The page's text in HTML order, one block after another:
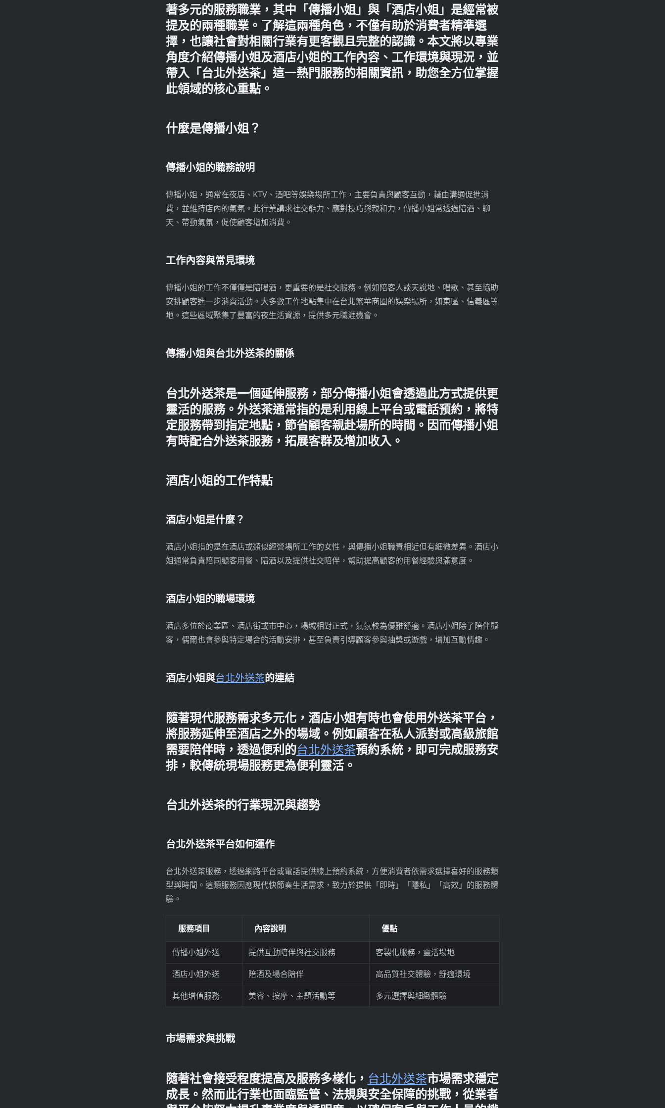
著多元的服務職業，其中「傳播小姐」與「酒店小姐」是經常被
提及的兩種職業。了解這兩種角色，不僅有助於消費者精準選
擇，也讓社會對相關行業有更客觀且完整的認識。本文將以專業
角度介紹傳播小姐及酒店小姐的工作內容、工作環境與現況，並
帶入「台北外送茶」這一熱門服務的相關資訊，助您全方位掌握
此領域的核心重點。
什麼是傳播小姐？
傳播小姐的職務說明
傳播小姐，通常在夜店、KTV、酒吧等娛樂場所工作，主要負責與顧客互動，藉由溝通促進消
費，並維持店內的氣氛。此行業講求社交能力、應對技巧與親和力，傳播小姐常透過陪酒、聊
天、帶動氣氛，促使顧客增加消費。
工作內容與常見環境
傳播小姐的工作不僅僅是陪喝酒，更重要的是社交服務。例如陪客人談天說地、唱歌、甚至協助
安排顧客進一步消費活動。大多數工作地點集中在台北繁華商圈的娛樂場所，如東區、信義區等
地。這些區域聚集了豐富的夜生活資源，提供多元職涯機會。
傳播小姐與台北外送茶的關係
台北外送茶是一個延伸服務，部分傳播小姐會透過此方式提供更
靈活的服務。外送茶通常指的是利用線上平台或電話預約，將特
定服務帶到指定地點，節省顧客親赴場所的時間。因而傳播小姐
有時配合外送茶服務，拓展客群及增加收入。
酒店小姐的工作特點
酒店小姐是什麼？
酒店小姐指的是在酒店或類似經營場所工作的女性，與傳播小姐職責相近但有細微差異。酒店小
姐通常負責陪同顧客用餐、陪酒以及提供社交陪伴，幫助提高顧客的用餐經驗與滿意度。
酒店小姐的職場環境
酒店多位於商業區、酒店街或市中心，場域相對正式，氣氛較為優雅舒適。酒店小姐除了陪伴顧
客，偶爾也會參與特定場合的活動安排，甚至負責引導顧客參與抽獎或遊戲，增加互動情趣。
酒店小姐與台北外送茶的連結
隨著現代服務需求多元化，酒店小姐有時也會使用外送茶平台，
將服務延伸至酒店之外的場域。例如顧客在私人派對或高級旅館
需要陪伴時，透過便利的台北外送茶預約系統，即可完成服務安
排，較傳統現場服務更為便利靈活。
台北外送茶的行業現況與趨勢
台北外送茶平台如何運作
台北外送茶服務，透過網路平台或電話提供線上預約系統，方便消費者依需求選擇喜好的服務類
型與時間。這類服務因應現代快節奏生活需求，致力於提供「即時」「隱私」「高效」的服務體
驗。
服務項目 內容說明 優點
傳播小姐外送 提供互動陪伴與社交服務
客製化服務，靈活場地
酒店小姐外送
陪酒及場合陪伴
高品質社交體驗，舒適環境
其他增值服務
美容、按摩、主題活動等 多元選擇與細緻體驗
市場需求與挑戰
隨著社會接受程度提高及服務多樣化， 台北外送茶市場需求穩定
成長。然而此行業也面臨監管、法規與安全保障的挑戰，從業者